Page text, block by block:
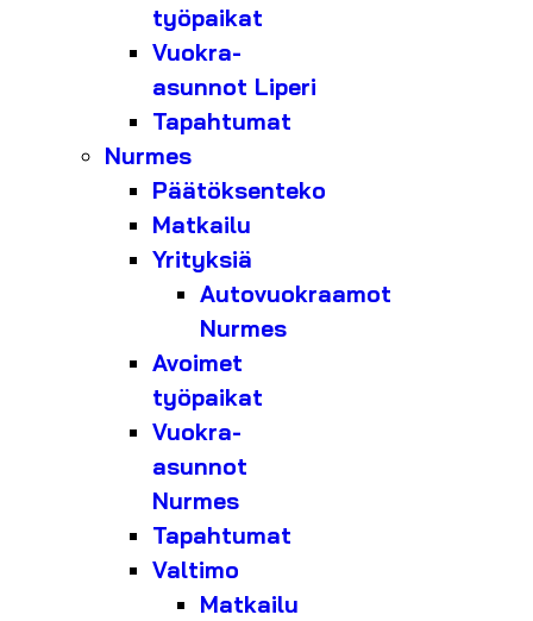
työpaikat
Vuokra-
asunnot Liperi
Tapahtumat
Nurmes
Päätöksenteko
Matkailu
Yrityksiä
Autovuokraamot
Nurmes
Avoimet
työpaikat
Vuokra-
asunnot
Nurmes
Tapahtumat
Valtimo
Matkailu